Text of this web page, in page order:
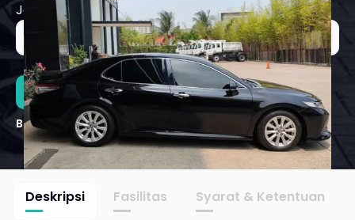
Jam:
Booking via Whatsapp
Bagikan
Deskripsi Fasilitas Syarat & Ketentuan